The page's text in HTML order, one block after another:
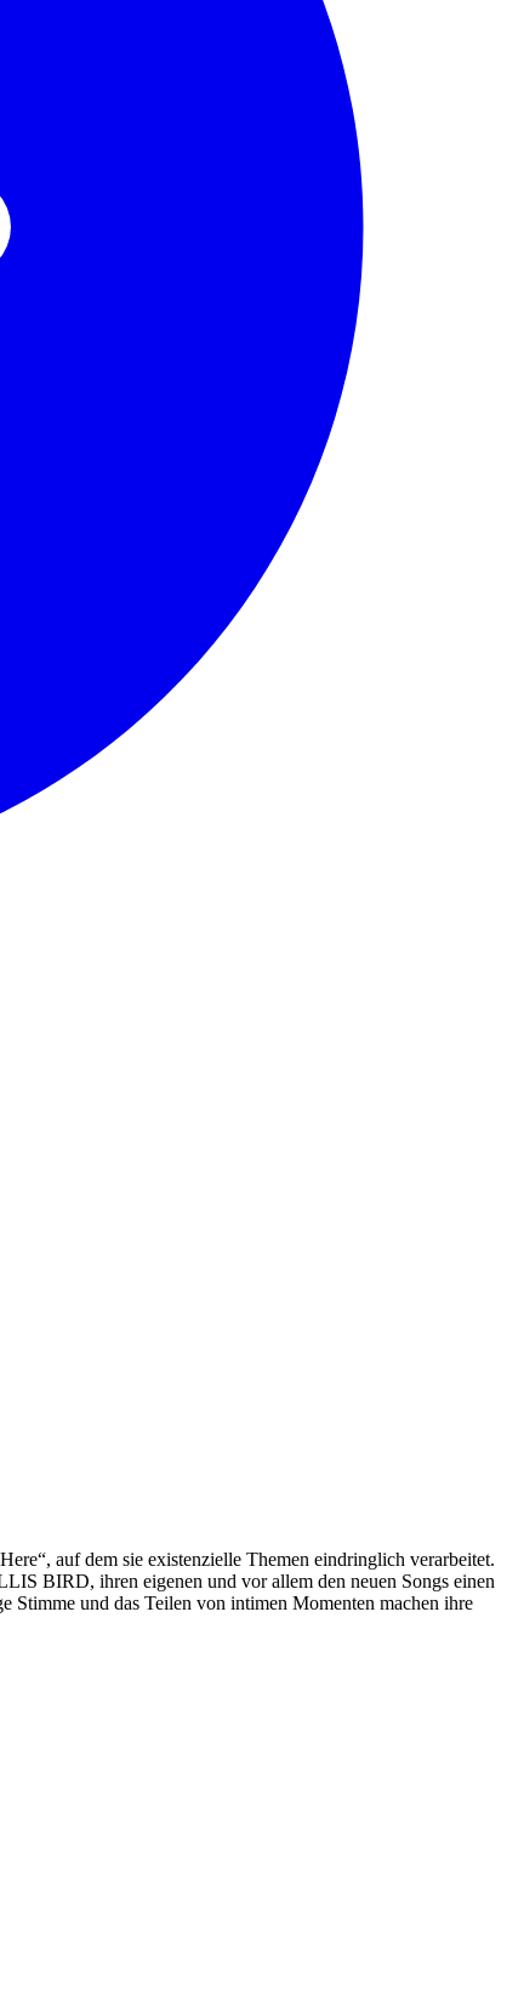
auf dem sie existenzielle Themen eindringlich verarbeitet.
BIRD, ihren eigenen und vor allem den neuen Songs einen
Stimme und das Teilen von intimen Momenten machen ihre